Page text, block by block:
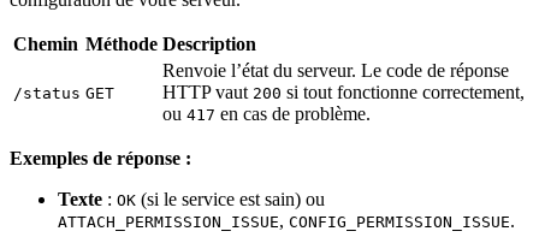
Chemin Méthode Description
/status GET
Renvoie l’état du serveur. Le code de réponse
HTTP vaut 200 si tout fonctionne correctement,
ou 417 en cas de problème.
Exemples de réponse :
Texte : OK (si le service est sain) ou
ATTACH_PERMISSION_ISSUE, CONFIG_PERMISSION_ISSUE.